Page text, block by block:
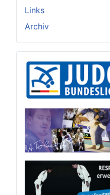
Links
Archiv